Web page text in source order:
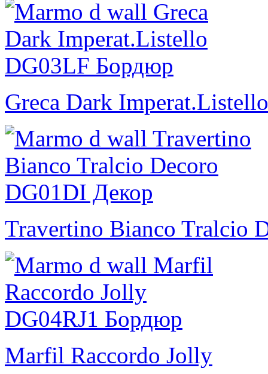
Greca Dark Imperat.Listello
Travertino Bianco Tralcio
Marfil Raccordo Jolly